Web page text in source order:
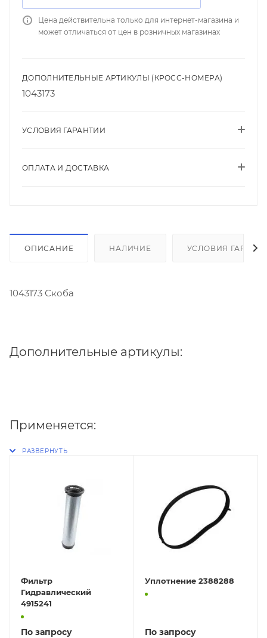
Цена действительна только для интернет-магазина и
может отличаться от цен в розничных магазинах
ДОПОЛНИТЕЛЬНЫЕ АРТИКУЛЫ (КРОСС-НОМЕРА)
1043173
УСЛОВИЯ ГАРАНТИИ
ОПЛАТА И ДОСТАВКА
ОПИСАНИЕ НАЛИЧИЕ УСЛОВИЯ
1043173 Скоба
Дополнительные артикулы:
Применяется:
Фильтр
Гидравлический
4915241
По запросу
Уплотнение 2388288
По запросу